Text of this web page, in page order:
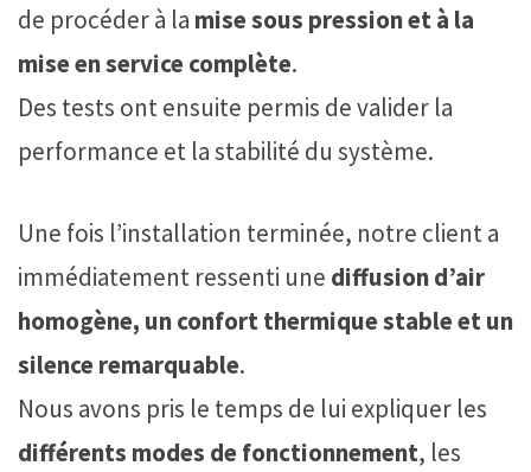
de procéder à la mise sous pression et à la
mise en service complète.
Des tests ont ensuite permis de valider la
performance et la stabilité du système.
Une fois l’installation terminée, notre client a
immédiatement ressenti une diffusion d’air
homogène, un confort thermique stable et un
silence remarquable.
Nous avons pris le temps de lui expliquer les
différents modes de fonctionnement, les